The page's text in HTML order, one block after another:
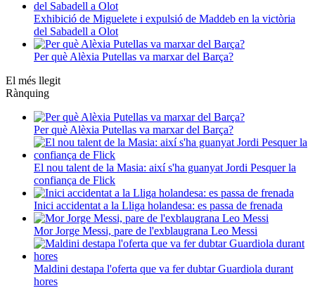
Exhibició de Miguelete i expulsió de Maddeb en la victòria
del Sabadell a Olot
Per què Alèxia Putellas va marxar del Barça?
El més llegit
Rànquing
Per què Alèxia Putellas va marxar del Barça?
El nou talent de la Masia: així s'ha guanyat Jordi Pesquer la
confiança de Flick
Inici accidentat a la Lliga holandesa: es passa de frenada
Mor Jorge Messi, pare de l'exblaugrana Leo Messi
Maldini destapa l'oferta que va fer dubtar Guardiola durant
hores